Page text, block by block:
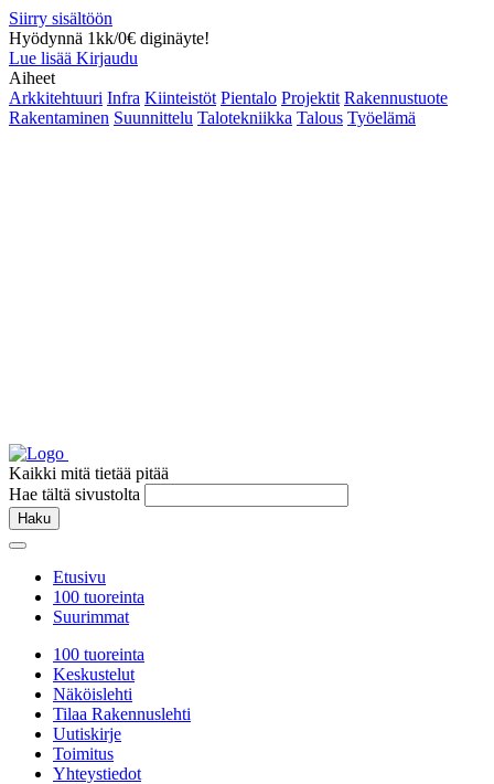
Siirry sisältöön
Hyödynnä 1kk/0€ diginäyte!
Lue lisää Kirjaudu
Aiheet
Arkkitehtuuri Infra Kiinteistöt Pientalo Projektit Rakennustuote
Rakentaminen Suunnittelu Talotekniikka Talous Työelämä
Kaikki mitä tietää pitää
Hae tältä sivustolta
Haku
Etusivu
100 tuoreinta
Suurimmat
100 tuoreinta
Keskustelut
Näköislehti
Tilaa Rakennuslehti
Uutiskirje
Toimitus
Yhteystiedot